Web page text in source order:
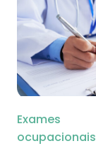
Exames
ocupacionais